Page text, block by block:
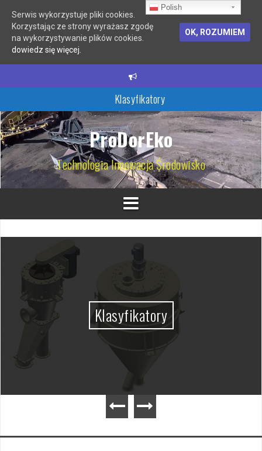
s
k
o
c
z
d
o
e
Klasyfikatory
Hydrocyklony
Młyny i kruszarki
Filtry samoczyszczące
Wirówki
Przesiewacze wibracyjne
ProDorEko
Technologia Innowacja Środowisko
Klasyfikatory
Polish
Serwis wykorzystuje pliki cookies.
Korzystając ze strony wyrażasz zgodę
na wykorzystywanie plików cookies.
dowiedz się więcej.
OK, ROZUMIEM